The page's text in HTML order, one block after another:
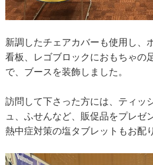
新調したチェアカバーも使用し、
看板、レゴブロックにおもちゃの
で、ブースを装飾しました。
訪問して下さった方には、ティッ
ュ、ふせんなど、販促品をプレゼ
熱中症対策の塩タブレットもお配